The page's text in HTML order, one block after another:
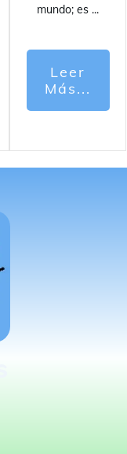
mundo; es ...
Leer
Más...